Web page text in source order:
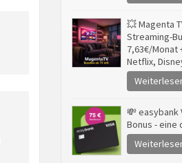
💥 Magenta
Streaming-
7,63€/Monat
Netflix,
💸 easybank
Bonus -